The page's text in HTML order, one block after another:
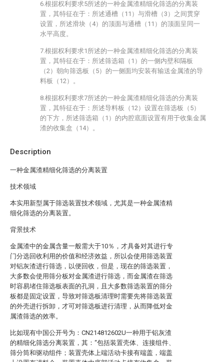
Description
一种金属渣精细化筛选的分离装置
技术领域
本实用新型属于筛选装置技术领域，尤其是一种金属渣精
细化筛选的分离装置。
背景技术
金属渣中的金属含量一般需大于10％，才具备对其进行专
门分选回收利用的价值和经济效益，所以会使用筛选装置
对铝灰渣进行筛选，以便回收，但是，现在的筛选装置，
大多数会使用筛分板对金属渣进行筛选，而金属渣在筛选
时容易堵住筛选板表面的孔洞，且大多数筛选装置的筛分
板都是固定设置，导致对筛选板清理时需要先将筛选装置
的外壳进行拆卸，才可对筛选板进行清理，从而降低对金
属渣筛选的效率。
比如现有中国公开号为：CN214812602U一种用于铝灰渣
的精细化筛选分离装置，其：“包括装置壳体、连接组件、
筛分筒和驱动组件；装置壳体上端活动卡接有端盖，端盖
6.根据权利要求5所述的一种金属渣精细化筛选的分离装
置，其特征在于：所述通槽（11）与滑槽（3）之间贯穿
设置，所述滑块（4）的顶面与通槽（11）的顶面呈同一
水平高度。
7.根据权利要求1所述的一种金属渣精细化筛选的分离装
置，其特征在于：所述筛选箱（1）的一侧内壁和隔板
（2）朝向筛选板（5）的一侧面均安装有输送金属渣的导
料板（12）。
8.根据权利要求7所述的一种金属渣精细化筛选的分离装
置，其特征在于：所述导料板（12）设置在筛选板（5）
的下方，所述筛选箱（1）的内腔底面设置有用于收集金属
渣的收集盒（14）。